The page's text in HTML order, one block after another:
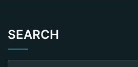
SEARCH
搜尋關鍵字: